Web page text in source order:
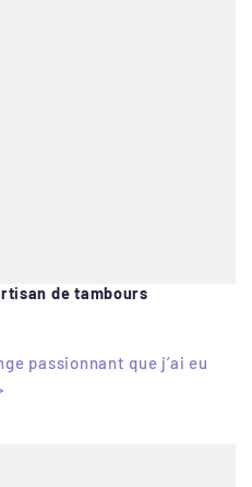
de tambours
passionnant que j’ai eu